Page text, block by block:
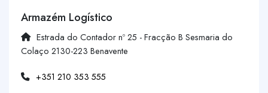
Armazém Logístico
Estrada do Contador nº 25 - Fracção B Sesmaria do
Colaço 2130-223 Benavente
+351 210 353 555